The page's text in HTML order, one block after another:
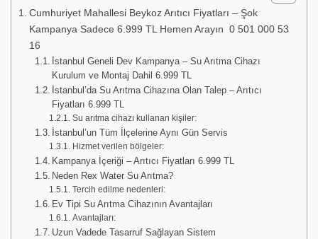
Cumhuriyet Mahallesi Beykoz Arıtıcı Fiyatları – Şok
Kampanya Sadece 6.999 TL Hemen Arayın 0 501 000 53
16
İstanbul Geneli Dev Kampanya – Su Arıtma Cihazı
Kurulum ve Montaj Dahil 6.999 TL
İstanbul’da Su Arıtma Cihazına Olan Talep – Arıtıcı
Fiyatları 6.999 TL
Su arıtma cihazı kullanan kişiler:
İstanbul’un Tüm İlçelerine Aynı Gün Servis
Hizmet verilen bölgeler:
Kampanya İçeriği – Arıtıcı Fiyatları 6.999 TL
Neden Rex Water Su Arıtma?
Tercih edilme nedenleri:
Ev Tipi Su Arıtma Cihazının Avantajları
Avantajları:
Uzun Vadede Tasarruf Sağlayan Sistem